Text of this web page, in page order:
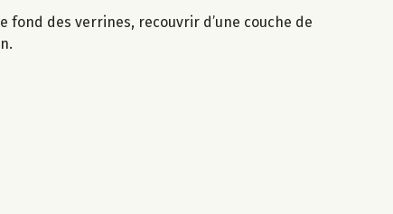
fond des verrines, recouvrir d’une couche de